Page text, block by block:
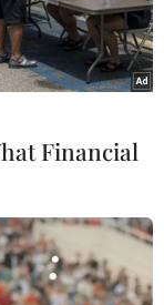
Financial